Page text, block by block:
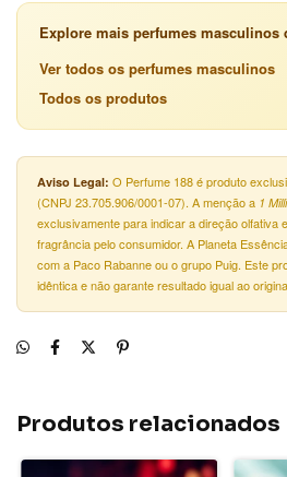
Explore mais perfumes masculinos
Ver todos os perfumes masculinos
Todos os produtos
Aviso Legal: O Perfume 188 é produto
(CNPJ 23.705.906/0001-07). A menção a 1
exclusivamente para indicar a direção olfativa
fragrância pelo consumidor. A Planeta
com a Paco Rabanne ou o grupo Puig. Este
idêntica e não garante resultado igual ao
Produtos relacionados